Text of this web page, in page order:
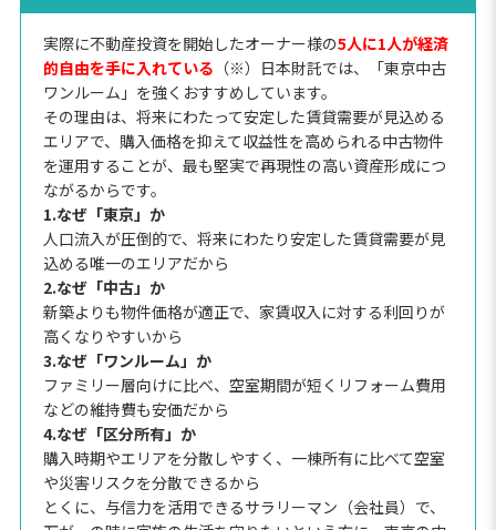
実際に不動産投資を開始したオーナー様の5人に1人が経済
的自由を手に入れている （※）日本財託では、「東京中古
ワンルーム」を強くおすすめしています。
その理由は、将来にわたって安定した賃貸需要が見込める
エリアで、購入価格を抑えて収益性を高められる中古物件
を運用することが、最も堅実で再現性の高い資産形成につ
ながるからです。
1.なぜ「東京」か
人口流入が圧倒的で、将来にわたり安定した賃貸需要が見
込める唯一のエリアだから
2.なぜ「中古」か
新築よりも物件価格が適正で、家賃収入に対する利回りが
高くなりやすいから
3.なぜ「ワンルーム」か
ファミリー層向けに比べ、空室期間が短くリフォーム費用
などの維持費も安価だから
4.なぜ「区分所有」か
購入時期やエリアを分散しやすく、一棟所有に比べて空室
や災害リスクを分散できるから
とくに、与信力を活用できるサラリーマン（会社員）で、